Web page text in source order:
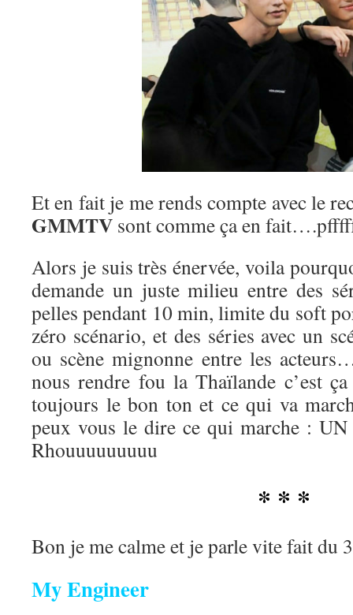
Et en fait je me rends compte avec le
GMMTV sont comme ça en
Alors je suis très énervée, voila
demande un juste milieu entre des
pelles pendant 10 min, limite du soft
zéro scénario, et des séries avec un
ou scène mignonne entre les
nous rendre fou la Thaïlande c’est
toujours le bon ton et ce qui va
peux vous le dire ce qui marche :
Rhouuuuuuuuu
* * *
Bon je me calme et je parle vite fait du
My Engineer